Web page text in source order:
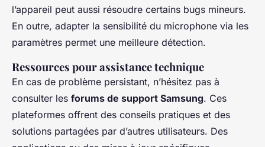
l’appareil peut aussi résoudre certains bugs mineurs.
En outre, adapter la sensibilité du microphone via les
paramètres permet une meilleure détection.
Ressources pour assistance technique
En cas de problème persistant, n’hésitez pas à
consulter les forums de support Samsung. Ces
plateformes offrent des conseils pratiques et des
solutions partagées par d’autres utilisateurs. Des